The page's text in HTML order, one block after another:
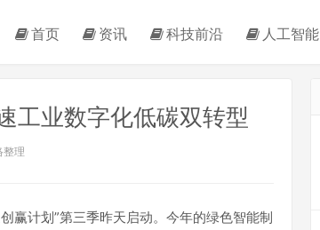
首页 资讯 科技前沿 人工智能
工业数字化低碳双转型
整理
赢计划”第三季昨天启动。今年的绿色智能制